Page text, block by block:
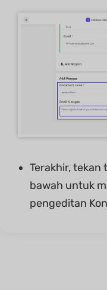
Terakhir, tekan
bawah untuk
pengeditan